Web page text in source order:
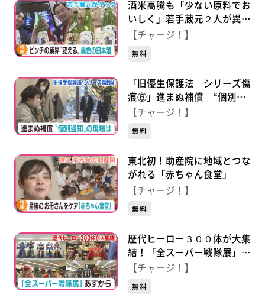
酒米高騰も「少ない原料でお
いしく」若手蔵元２人が異色
の新商品
【チャージ！】
無料
「旧優生保護法 シリーズ傷
痕⑥」進まぬ補償 “個別通
知”の現場 歴史の検証は？
【チャージ！】
無料
東北初！助産院に地域とつな
がれる「赤ちゃん食堂」
【チャージ！】
無料
歴代ヒーロー３００体が大集
結！「全スーパー戦隊展」１
１月２２日から仙台・青葉区
【チャージ！】
無料